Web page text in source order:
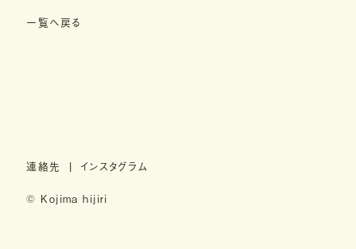
一覧へ戻る
連絡先 インスタグラム
© Kojima hijiri